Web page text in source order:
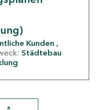
Kunden
Städtebau